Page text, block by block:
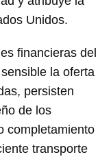
Unidos.
financieras del
la oferta
persisten
de los
completamiento
transporte